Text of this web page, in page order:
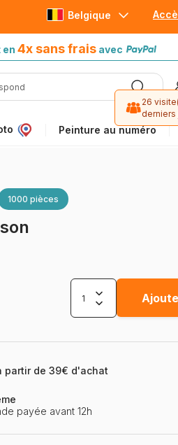
Belgique
4x sans frais avec
Peinture au numéro
1000 pièces
partir de 39€ d'achat
payée avant 12h
26
derniers